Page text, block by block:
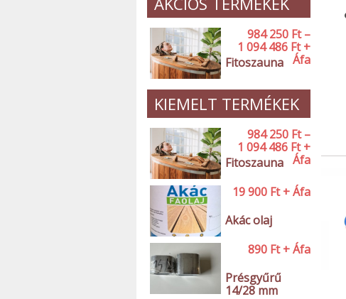
Fitoszauna
984 250 Ft –
1 094 486 Ft +
Áfa
KIEMELT TERMÉKEK
Fitoszauna
984 250 Ft –
1 094 486 Ft +
Áfa
Akác olaj
19 900 Ft + Áfa
Présgyűrű
14/28 mm
890 Ft + Áfa